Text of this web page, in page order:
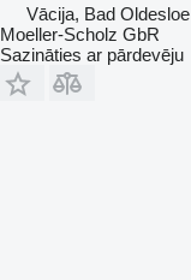
Vācija, Bad Oldesloe
Moeller-Scholz GbR
Sazināties ar pārdevēju